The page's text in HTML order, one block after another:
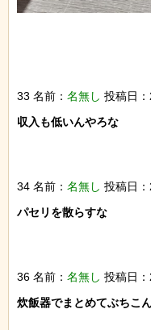
33 名前： 名無し 投稿日
収入も低いんやろな
34 名前： 名無し 投稿日
パセリを散らすな
36 名前： 名無し 投稿日
炊飯器でまとめてぶちこ